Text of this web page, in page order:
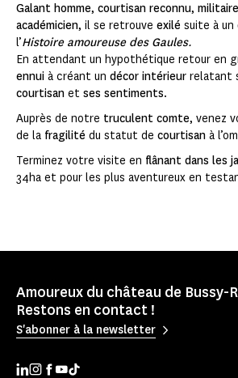
Galant homme, courtisan reconnu, militaire
académicien, il se retrouve exilé suite à un
l’Histoire amoureuse des Gaules.
En attendant un hypothétique retour en
ennui à créant un décor intérieur relatant
courtisan et ses sentiments.
Auprès de notre truculent comte, venez
de la fragilité du statut de courtisan à
Terminez votre visite en flânant dans les
34ha et pour les plus aventureux en
Amoureux du château de Bussy-
Restons en contact !
S'abonner à la newsletter